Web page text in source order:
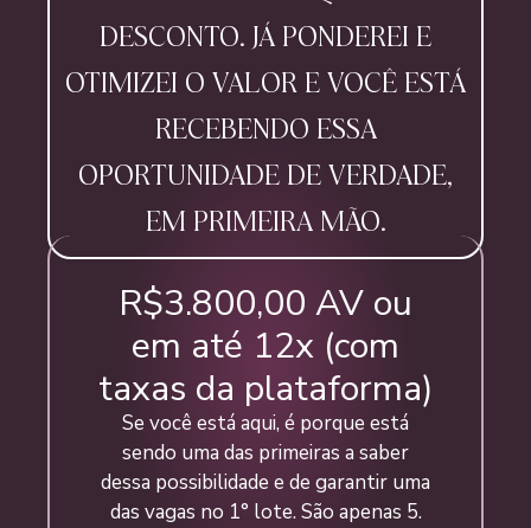
DESCONTO. JÁ PONDEREI E
OTIMIZEI O VALOR E VOCÊ ESTÁ
RECEBENDO ESSA
OPORTUNIDADE DE VERDADE,
EM PRIMEIRA MÃO.
R$3.800,00 AV ou
em até 12x (com
taxas da plataforma)
Se você está aqui, é porque está
sendo uma das primeiras a saber
dessa possibilidade e de garantir uma
das vagas no 1° lote. São apenas 5.